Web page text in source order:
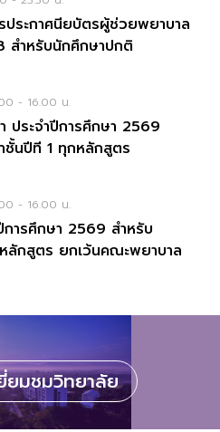
ระกาศนียบัตรผู้ช่วยพยาบาล
สำหรับนักศึกษาปกติ
- 16.00 น.
ประจำปีการศึกษา 2569
ชั้นปีที 1 ทุกหลักสูตร
- 16.00 น.
การศึกษา 2569 สำหรับ
กสูตร ยกเว้นคณะพยาบาล
ยมชมวิทยาลัย